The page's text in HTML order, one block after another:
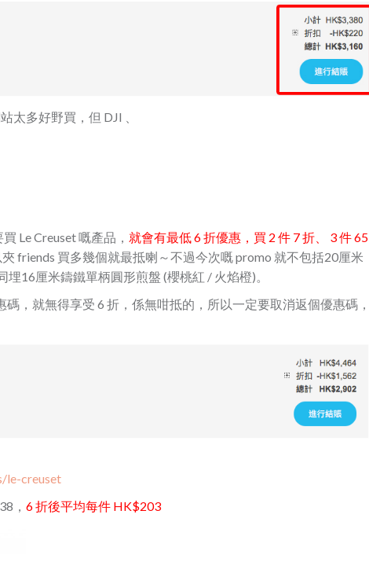
太多好野買，但 DJI 、
Le Creuset 嘅產品， 就會有最低 6 折優惠，買 2 件 7 折、 3 件 65
夾 friends 買多幾個就最抵喇～不過今次嘅 promo 就不包括20厘米
16厘米鑄鐵單柄圓形煎盤 (櫻桃紅 / 火焰橙)。
，就無得享受 6 折，係無咁抵的，所以一定要取消返個優惠碼，
le-creuset
， 6 折後平均每件 HK$203